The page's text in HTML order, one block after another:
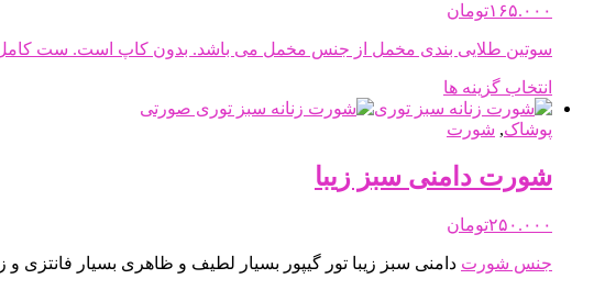
۱۶۵.۰۰۰تومان
سوتین طلایی بندی مخمل از جنس مخمل می باشد. بدون کاپ است. ست کامل
انتخاب گزینه ها
محصول
مختلفی
می
ممکن
پوشاک, شورت
شورت دامنی سبز زیبا
۲۵۰.۰۰۰تومان
جنس شورت دامنی سبز زیبا تور گیپور بسیار لطیف و ظاهری بسیار فانتزی و